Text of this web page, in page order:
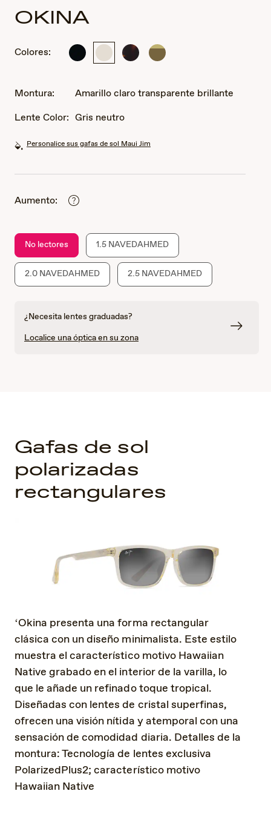
OKINA
Colores:
BrillanteAmarillo
brillante
HabanaVerde
a
amarillo
Montura:
Amarillo claro transparente brillante
Lente Color: Gris neutro
Personalice sus gafas de sol Maui Jim
Aumento:
No lectores 1.5 NAVEDAHMED
2.0 NAVEDAHMED 2.5 NAVEDAHMED
¿Necesita lentes graduadas?
Localice una óptica en su zona
Gafas de sol
polarizadas
rectangulares
ʻOkina presenta una forma rectangular
clásica con un diseño minimalista. Este estilo
muestra el característico motivo Hawaiian
Native grabado en el interior de la varilla, lo
que le añade un refinado toque tropical.
Diseñadas con lentes de cristal superfinas,
ofrecen una visión nítida y atemporal con una
sensación de comodidad diaria. Detalles de la
montura: Tecnología de lentes exclusiva
PolarizedPlus2; característico motivo
Hawaiian Native